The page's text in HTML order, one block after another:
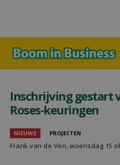
Inschrijving gestart
Roses-keuringen
NIEUWS PROJECTEN
Frank van de Ven, woensdag 15